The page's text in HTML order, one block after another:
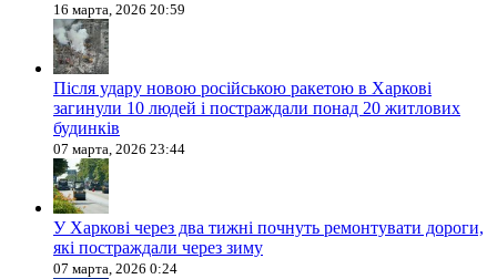
16 марта, 2026 20:59
Після удару новою російською ракетою в Харкові
загинули 10 людей і постраждали понад 20 житлових
будинків
07 марта, 2026 23:44
У Харкові через два тижні почнуть ремонтувати дороги,
які постраждали через зиму
07 марта, 2026 0:24